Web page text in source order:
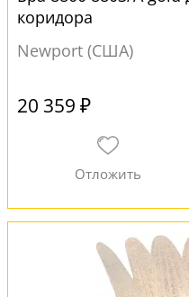
коридора
Newport (США)
20 359 ₽